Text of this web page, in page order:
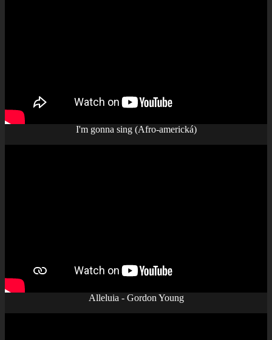
I'm gonna sing (Afro-americká)
Alleluia - Gordon Young